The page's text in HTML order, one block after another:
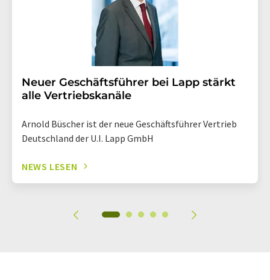
Neuer Geschäftsführer bei Lapp stärkt
alle Vertriebskanäle
Arnold Büscher ist der neue Geschäftsführer Vertrieb
Deutschland der U.I. Lapp GmbH
NEWS LESEN